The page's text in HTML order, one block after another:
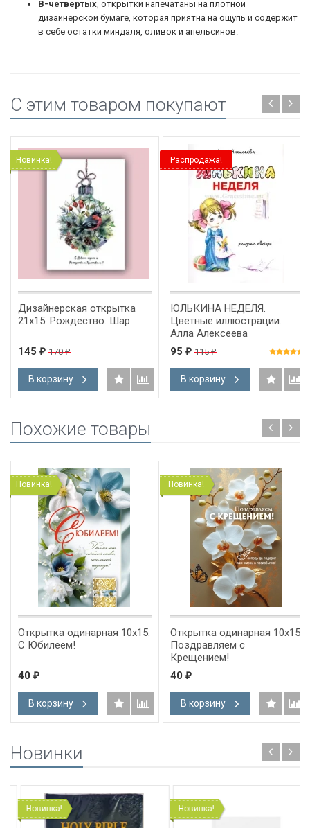
В-четвертых , открытки напечатаны на плотной
дизайнерской бумаге, которая приятна на ощупь и содержит
в себе остатки миндаля, оливок и апельсинов.
C этим товаром покупают
Новинка!
Дизайнерская открытка
21x15: Рождество. Шар
145 ₽ 170₽
В корзину
Распродажа!
ЮЛЬКИНА НЕДЕЛЯ.
Цветные иллюстрации.
Алла Алексеева
95 ₽ 115₽
В корзину
Похожие товары
Новинка!
Открытка одинарная 10x15:
С Юбилеем!
40 ₽
В корзину
Новинка!
Открытка одинарная 10x15:
Поздравляем с
Крещением!
40 ₽
В корзину
Новинки
Новинка! Новинка!